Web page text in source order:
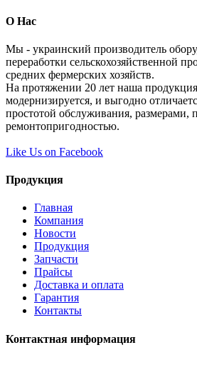
О Нас
Мы - украинский производитель
переработки сельскохозяйственной
средних фермерских хозяйств.
На протяжении 20 лет наша
модернизируется, и выгодно
простотой обслуживания, размерами,
ремонтопригодностью.
Like Us on Facebook
Продукция
Главная
Компания
Новости
Продукция
Запчасти
Прайсы
Доставка и оплата
Гарантия
Контакты
Контактная информация